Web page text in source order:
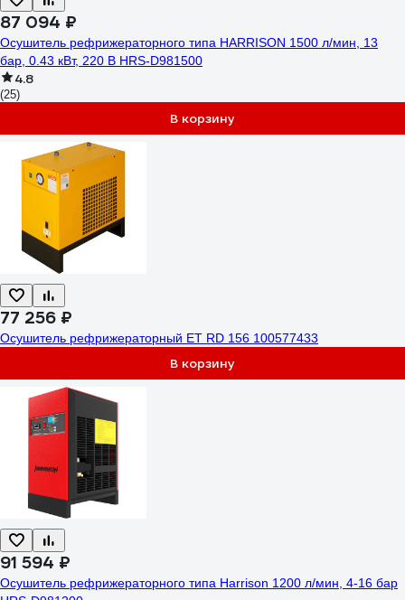
87 094 ₽
Осушитель рефрижераторного типа HARRISON 1500 л/мин, 13
бар, 0.43 кВт, 220 В HRS-D981500
4.8
(25)
В корзину
77 256 ₽
Осушитель рефрижераторный ET RD 156 100577433
В корзину
91 594 ₽
Осушитель рефрижераторного типа Harrison 1200 л/мин, 4-16 бар